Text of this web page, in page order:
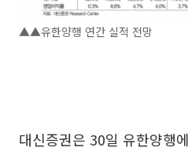
▲▲유한양행 연간 실적 전망
대신증권은 30일 유한양행